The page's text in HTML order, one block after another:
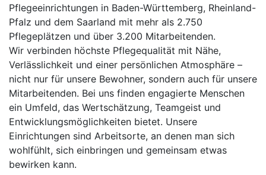
Pflegeeinrichtungen in Baden-Württemberg, Rheinland-
Pfalz und dem Saarland mit mehr als 2.750
Pflegeplätzen und über 3.200 Mitarbeitenden.
Wir verbinden höchste Pflegequalität mit Nähe,
Verlässlichkeit und einer persönlichen Atmosphäre –
nicht nur für unsere Bewohner, sondern auch für unsere
Mitarbeitenden. Bei uns finden engagierte Menschen
ein Umfeld, das Wertschätzung, Teamgeist und
Entwicklungsmöglichkeiten bietet. Unsere
Einrichtungen sind Arbeitsorte, an denen man sich
wohlfühlt, sich einbringen und gemeinsam etwas
bewirken kann.